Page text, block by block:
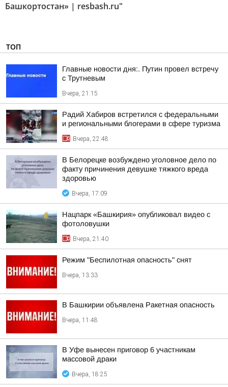
Башкортостан» | resbash.ru"
ТОП
Главные новости дня:. Путин провел встречу
с Трутневым
Вчера, 21:15
Радий Хабиров встретился с федеральными
и региональными блогерами в сфере туризма
Вчера, 22:48
В Белорецке возбуждено уголовное дело по
факту причинения девушке тяжкого вреда
здоровью
Вчера, 17:09
Нацпарк «Башкирия» опубликовал видео с
фотоловушки
Вчера, 21:40
Режим "Беспилотная опасность" снят
Вчера, 13:33
В Башкирии объявлена Ракетная опасность
Вчера, 11:48
В Уфе вынесен приговор 6 участникам
массовой драки
Вчера, 18:25